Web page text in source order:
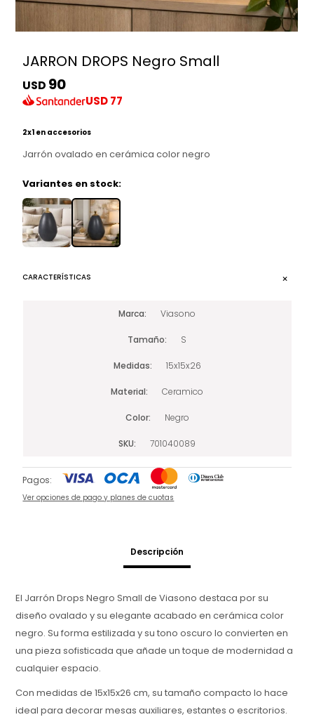
JARRON DROPS Negro Small
USD 90
USD77
2x1 en accesorios
Jarrón ovalado en cerámica color negro
Variantes en stock:
CARACTERÍSTICAS
Marca Viasono
Tamaño S
Medidas 15x15x26
Material Ceramico
Color Negro
SKU 701040089
Pagos:
Ver opciones de pago y planes de cuotas
Descripción
El Jarrón Drops Negro Small de Viasono destaca por su
diseño ovalado y su elegante acabado en cerámica color
negro. Su forma estilizada y su tono oscuro lo convierten en
una pieza sofisticada que añade un toque de modernidad a
cualquier espacio.
Con medidas de 15x15x26 cm, su tamaño compacto lo hace
ideal para decorar mesas auxiliares, estantes o escritorios.